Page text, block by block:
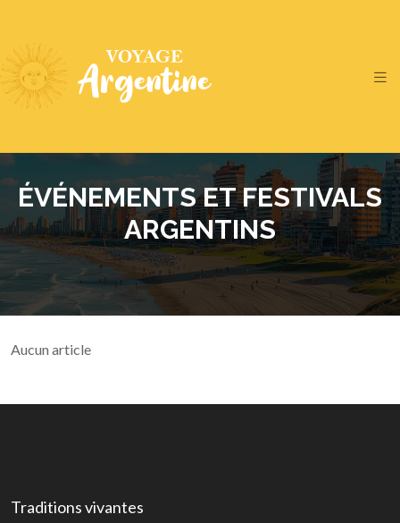
ÉVÉNEMENTS ET FESTIVALS
ARGENTINS
Aucun article
Traditions vivantes